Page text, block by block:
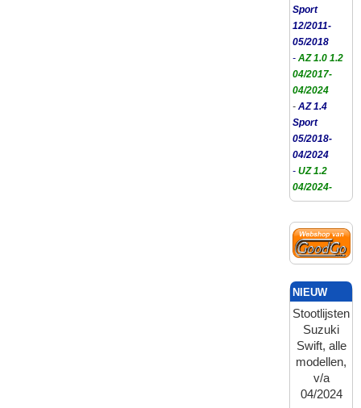
Sport
12/2011-
05/2018
- AZ 1.0 1.2
04/2017-
04/2024
- AZ 1.4
Sport
05/2018-
04/2024
- UZ 1.2
04/2024-
NIEUW
Stootlijsten
Suzuki
Swift, alle
modellen,
v/a
04/2024